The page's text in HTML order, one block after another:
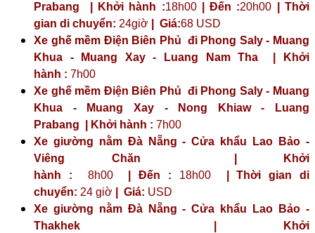
Prabang | Khởi hành :18h00| Đến :20h00 | Thời
gian di chuyển: 24giờ | Giá:68 USD
Xe ghế mềm Điện Biên Phủ đi Phong Saly - Muang
Khua - Muang Xay - Luang Nam Tha | Khởi
hành : 7h00
Xe ghế mềm Điện Biên Phủ đi Phong Saly - Muang
Khua - Muang Xay - Nong Khiaw - Luang
Prabang | Khởi hành : 7h00
Xe giường nằm Đà Nẵng - Cửa khẩu Lao Bảo -
Viêng Chăn | Khởi
hành : 8h00| Đến : 18h00| Thời gian di
chuyển: 24 giờ | Giá: USD
Xe giường nằm Đà Nẵng - Cửa khẩu Lao Bảo -
Thakhek | Khởi